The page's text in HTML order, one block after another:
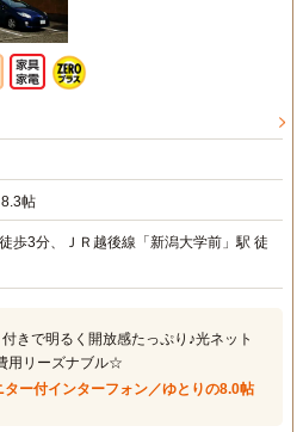
帖
歩3分、ＪＲ越後線「新潟大学前」駅 徒
きで明るく開放感たっぷり♪光ネット
用リーズナブル☆
ー付インターフォン／ゆとりの8.0帖